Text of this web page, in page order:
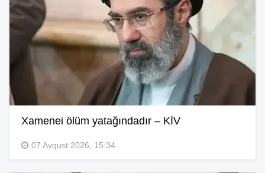
Xamenei ölüm yatağındadır – KİV
07 Avqust 2026, 15:34